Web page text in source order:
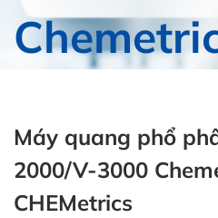
Trang chủ Vật tư tiêu hao
Máy quang phổ phân tích
Chemetrics A-0182
Máy quang phổ
2000/V-3000
CHEMetrics